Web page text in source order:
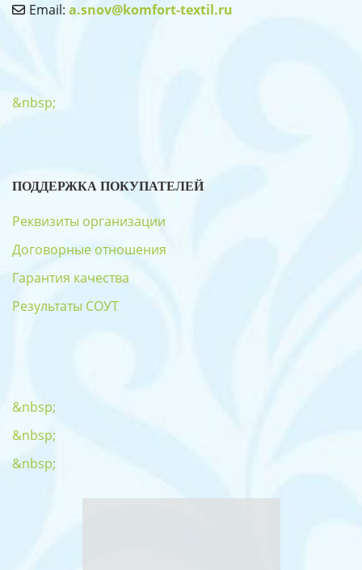
Email: a.snov@komfort-textil.ru
&nbsp;
ПОДДЕРЖКА ПОКУПАТЕЛЕЙ
Реквизиты организации
Договорные отношения
Гарантия качества
Результаты СОУТ
&nbsp;
&nbsp;
&nbsp;